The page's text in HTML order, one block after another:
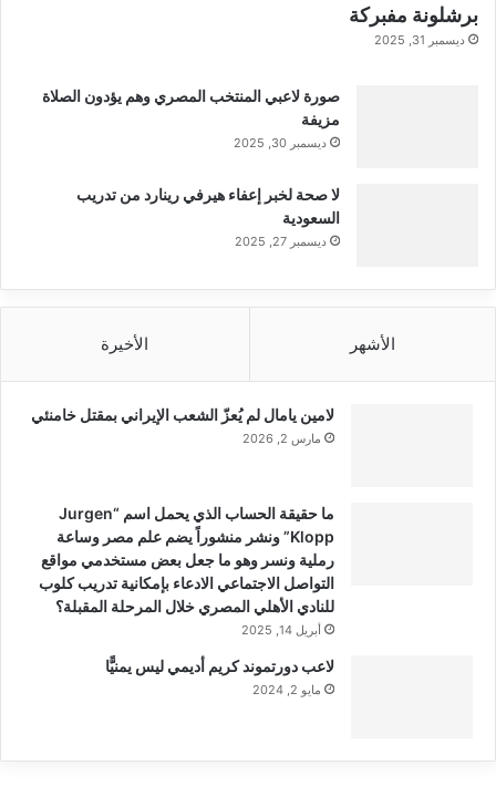
برشلونة مفبركة
ديسمبر 31, 2025
صورة لاعبي المنتخب المصري وهم يؤدون الصلاة
مزيفة
ديسمبر 30, 2025
لا صحة لخبر إعفاء هيرفي رينارد من تدريب
السعودية
ديسمبر 27, 2025
الأشهر الأخيرة
لامين يامال لم يُعزّ الشعب الإيراني بمقتل خامنئي
مارس 2, 2026
ما حقيقة الحساب الذي يحمل اسم “Jurgen
Klopp” ونشر منشوراً يضم علم مصر وساعة
رملية ونسر وهو ما جعل بعض مستخدمي مواقع
التواصل الاجتماعي الادعاء بإمكانية تدريب كلوب
للنادي الأهلي المصري خلال المرحلة المقبلة؟
أبريل 14, 2025
لاعب دورتموند كريم أديمي ليس يمنيًّا
مايو 2, 2024